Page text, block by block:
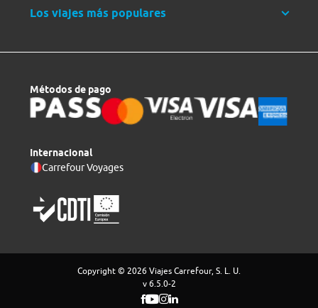
Los viajes más populares
Métodos de pago
Internacional
Carrefour Voyages
Copyright © 2026 Viajes Carrefour, S. L. U.
v 6.5.0-2